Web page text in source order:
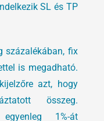
SL és TP
százalékában, fix
is megadható.
azt, hogy
összeg.
1%-át